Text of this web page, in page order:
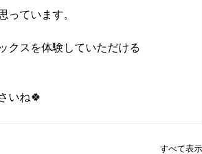
っています。
クスを体験していただける
いね🍀
すべて表示